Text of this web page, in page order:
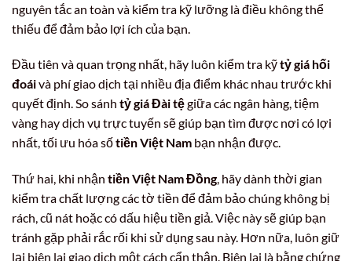
nguyên tắc an toàn và kiểm tra kỹ lưỡng là điều không thể
thiếu để đảm bảo lợi ích của bạn.
Đầu tiên và quan trọng nhất, hãy luôn kiểm tra kỹtỷ giá hối
đoáivà phí giao dịch tại nhiều địa điểm khác nhau trước khi
quyết định. So sánh tỷ giá Đài tệgiữa các ngân hàng, tiệm
vàng hay dịch vụ trực tuyến sẽ giúp bạn tìm được nơi có lợi
nhất, tối ưu hóa sốtiền Việt Nam bạn nhận được.
Thứ hai, khi nhận tiền Việt Nam Đồng, hãy dành thời gian
kiểm tra chất lượng các tờ tiền để đảm bảo chúng không bị
rách, cũ nát hoặc có dấu hiệu tiền giả. Việc này sẽ giúp bạn
tránh gặp phải rắc rối khi sử dụng sau này. Hơn nữa, luôn giữ
lại biên lai giao dịch một cách cẩn thận. Biên lai là bằng chứng